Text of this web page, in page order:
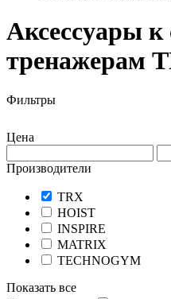
Аксессуары
тренажерам
Фильтры
Цена
Производители
TRX
HOIST
INSPIRE
MATRIX
TECHNOGYM
Показать все